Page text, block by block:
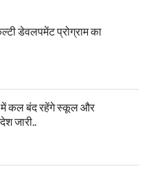
डेवलपमेंट प्रोग्राम का
में कल बंद रहेंगे स्कूल और
जारी..